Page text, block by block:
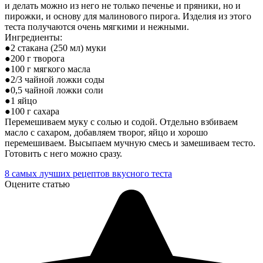
и делать можно из него не только печенье и пряники, но и
пирожки, и основу для малинового пирога. Изделия из этого
теста получаются очень мягкими и нежными.
Ингредиенты:
●2 стакана (250 мл) муки
●200 г творога
●100 г мягкого масла
●2/3 чайной ложки соды
●0,5 чайной ложки соли
●1 яйцо
●100 г сахара
Перемешиваем муку с солью и содой. Отдельно взбиваем
масло с сахаром, добавляем творог, яйцо и хорошо
перемешиваем. Высыпаем мучную смесь и замешиваем тесто.
Готовить с него можно сразу.
8 самых лучших рецептов вкусного теста
Оцените статью